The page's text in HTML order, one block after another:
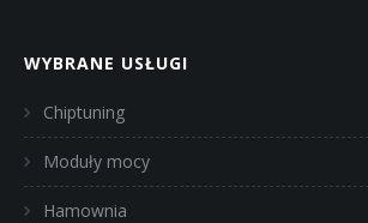
WYBRANE USŁUGI
Chiptuning
Moduły mocy
Hamownia